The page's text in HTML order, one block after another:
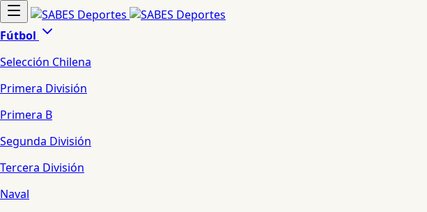
Fútbol
Selección Chilena
Primera División
Primera B
Segunda División
Tercera División
Naval